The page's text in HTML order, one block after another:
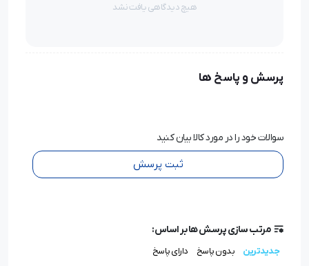
هیچ دیدگاهی یافت نشد
پرسش و پاسخ ها
سوالات خود را در مورد کالا بیان کنید
ثبت پرسش
مرتب سازی پرسش ها بر اساس:
جدیدترین بدون پاسخ دارای پاسخ